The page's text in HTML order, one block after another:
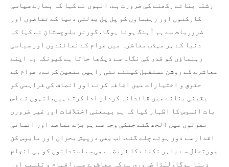
رشتہ بنائے رکھنے کی ضرورت ہے. انہوں نے کہا کہ ہمارے سیاسی
کارکنوں اور رہنماوں کو پل پل بدلتی دنیا کے تقاضوں اور
ضروریات سے ہم آہنگ ہونا ہوگا. گورنر بلوچستان نے کہا کہ
دنیا کے ہر مہذب معاشرہ میں عوام کے نمائندوں اور سیاسی
رہنماؤں کو قدر کی نگاہ سے دیکھا جاتا ہے کیونکہ وہ اپنے
معاشرے کے روشن مستقبل کیلئے نئی راہیں متعین کرنے، عوام کے
حقوق و اختیارات میں اضافہ کرنے اور انصاف کی فراہمی کو
یقینی بنانے میں قائدانہ کردار ادا کرتے ہیں. انہوں نے اس
بات افسوس کا اظہار کیا کہ ہم بیمعنی اختلافات اور غیر ضروری
نفرتوں میں الجھ گئے جنکی وجہ سے ہم بڑے مقاصد اور انسانی
اقدار سے دور ہوتے چلے گئے. اب بھی درپیش بحران اور مایوس کن
صورتحال سے باہر نکلنے کا فریضہ بھی سیاستدانوں کو ہی انجام
دینا ہوگا. لہٰذا ضروری ہے کہ معاشرے میں افہام و تفہیم اور